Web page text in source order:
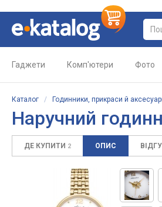
Гаджети Комп'ютери Фото
Каталог / Годинники, прикраси й
Наручний
ДЕ КУПИТИ 2 ОПИС